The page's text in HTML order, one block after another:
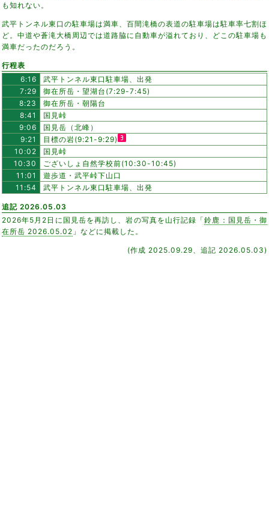
も知れない。
武平トンネル東口の駐車場は満車、百間滝橋の表道の駐車場は駐車率七割ほ
ど。中道や蒼滝大橋周辺では道路脇に自動車が溢れており、どこの駐車場も
満車だったのだろう。
行程表
6:16
武平トンネル東口駐車場、出発
7:29
御在所岳・望湖台(7:29-7:45)
8:23
御在所岳・朝陽台
8:41
国見峠
9:06
国見岳（北峰）
9:21
目標の岩(9:21-9:29)
10:02
国見峠
10:30
ございしょ自然学校前(10:30-10:45)
11:01
遊歩道・武平峠下山口
11:54
武平トンネル東口駐車場、出発
追記 2026.05.03
2026年5月2日に国見岳を再訪し、岩の写真を山行記録「鈴鹿：国見岳・御
在所岳 2026.05.02 」などに掲載した。
(作成 2025.09.29、追記 2026.05.03)